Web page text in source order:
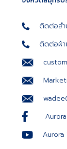
ติดต่อสำ
ติดต่อฝ่า
Aurora